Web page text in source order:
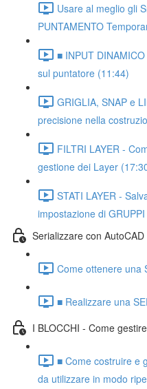
Usare al meglio gli
PUNTAMENTO
■ INPUT
sul puntatore (11:44)
GRIGLIA, SNAP e
precisione nella
FILTRI LAYER -
gestione dei Layer
STATI LAYER -
impostazione di
Serializzare con AutoCAD
Come ottenere una
■ Realizzare una
I BLOCCHI - Come
■ Come costruire e
da utilizzare in modo